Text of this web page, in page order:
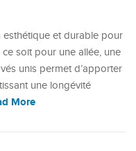
esthétique et durable pour
soit pour une allée, une
unis permet d’apporter
une longévité
More